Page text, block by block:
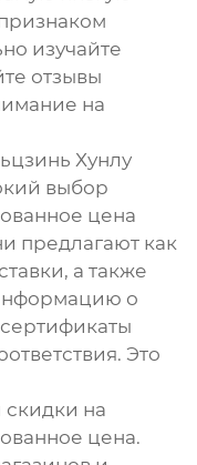
изучайте
отзывы
на
Хунлу
выбор
цена
предлагают как
а также
о
Это
на
цена.